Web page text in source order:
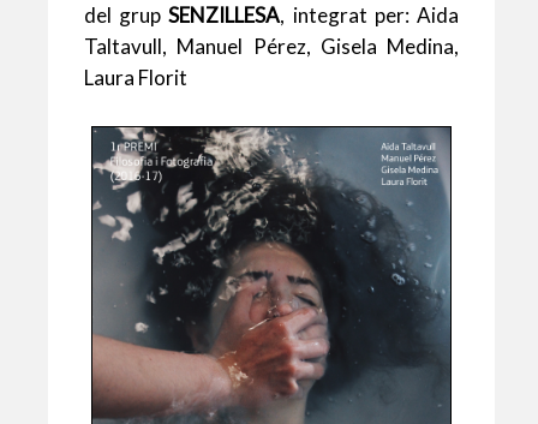
del grupSENZILLESA, integrat per: Aida
Taltavull, Manuel Pérez, Gisela Medina,
Laura Florit